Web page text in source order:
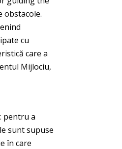
obstacole.
cu
care a
Mijlociu,
pentru a
sunt supuse
în care